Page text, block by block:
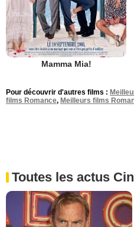
Mamma Mia!
Pour découvrir d'autres films :
films Romance, Meilleurs films
Toutes les actus